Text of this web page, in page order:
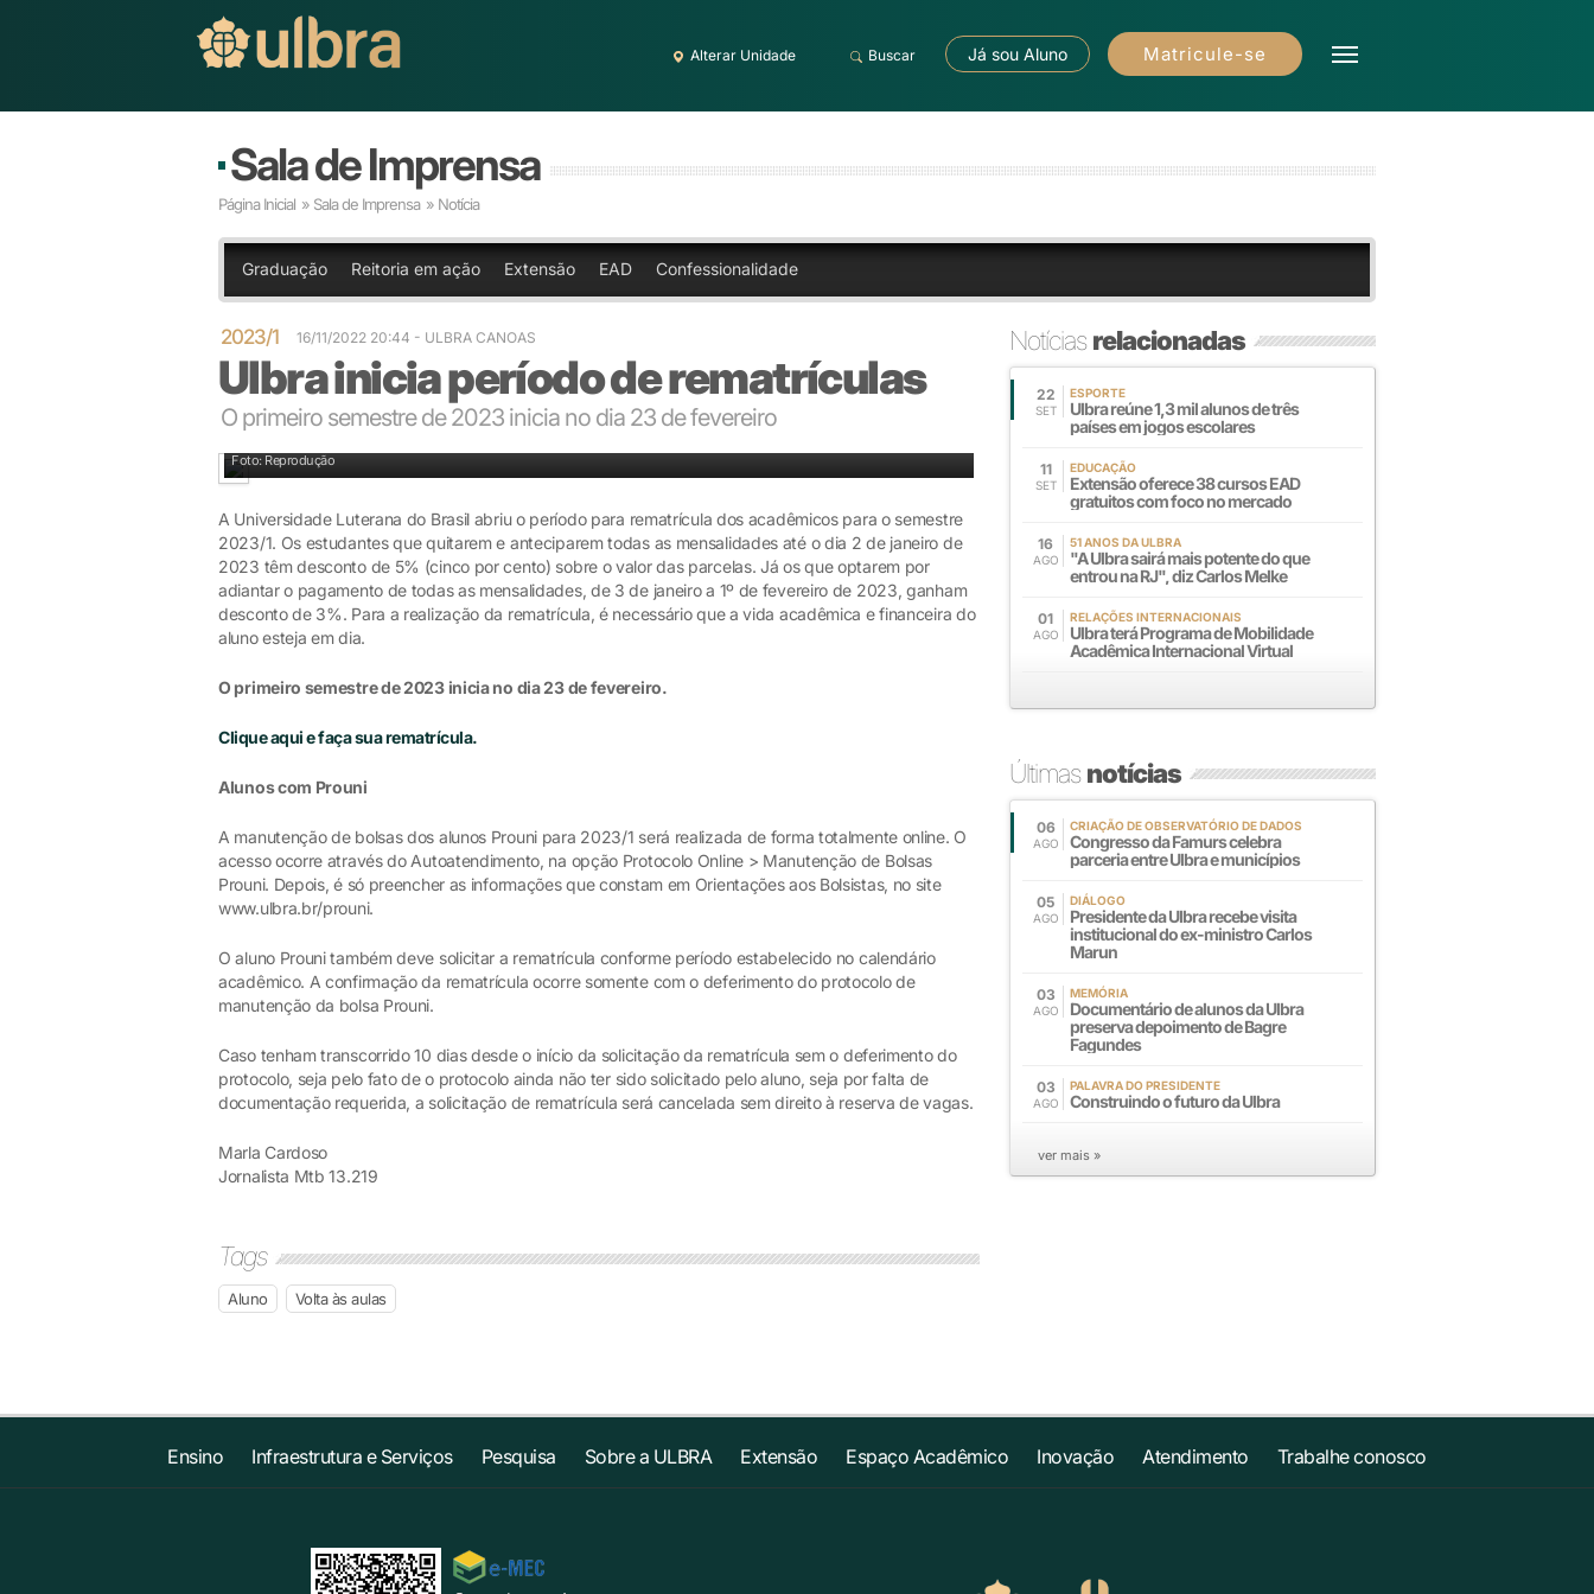
Alterar Unidade Buscar Já sou Aluno Matricule-se
Sala de Imprensa
Página Inicial » Sala de Imprensa » Notícia
Graduação Reitoria em ação Extensão EAD Confessionalidade
2023/1 16/11/2022 20:44 - ULBRA CANOAS
Ulbra inicia período de rematrículas
O primeiro semestre de 2023 inicia no dia 23 de fevereiro
Foto: Reprodução
A Universidade Luterana do Brasil abriu o período para rematrícula dos acadêmicos para o semestre
2023/1. Os estudantes que quitarem e anteciparem todas as mensalidades até o dia 2 de janeiro de
2023 têm desconto de 5% (cinco por cento) sobre o valor das parcelas. Já os que optarem por
adiantar o pagamento de todas as mensalidades, de 3 de janeiro a 1º de fevereiro de 2023, ganham
desconto de 3%. Para a realização da rematrícula, é necessário que a vida acadêmica e financeira do
aluno esteja em dia.
O primeiro semestre de 2023 inicia no dia 23 de fevereiro.
Clique aqui e faça sua rematrícula.
Alunos com Prouni
A manutenção de bolsas dos alunos Prouni para 2023/1 será realizada de forma totalmente online. O
acesso ocorre através do Autoatendimento, na opção Protocolo Online > Manutenção de Bolsas
Prouni. Depois, é só preencher as informações que constam em Orientações aos Bolsistas, no site
www.ulbra.br/prouni.
O aluno Prouni também deve solicitar a rematrícula conforme período estabelecido no calendário
acadêmico. A confirmação da rematrícula ocorre somente com o deferimento do protocolo de
manutenção da bolsa Prouni.
Caso tenham transcorrido 10 dias desde o início da solicitação da rematrícula sem o deferimento do
protocolo, seja pelo fato de o protocolo ainda não ter sido solicitado pelo aluno, seja por falta de
documentação requerida, a solicitação de rematrícula será cancelada sem direito à reserva de vagas.
Marla Cardoso
Jornalista Mtb 13.219
Tags
Aluno Volta às aulas
Notíciasrelacionadas
22
SET
ESPORTE
Ulbra reúne 1,3 mil alunos de três
países em jogos escolares
11
SET
EDUCAÇÃO
Extensão oferece 38 cursos EAD
gratuitos com foco no mercado
16
AGO
51 ANOS DA ULBRA
"A Ulbra sairá mais potente do que
entrou na RJ", diz Carlos Melke
01
AGO
RELAÇÕES INTERNACIONAIS
Ulbra terá Programa de Mobilidade
Acadêmica Internacional Virtual
Últimasnotícias
06
AGO
CRIAÇÃO DE OBSERVATÓRIO DE DADOS
Congresso da Famurs celebra
parceria entre Ulbra e municípios
05
AGO
DIÁLOGO
Presidente da Ulbra recebe visita
institucional do ex-ministro Carlos
Marun
03
AGO
MEMÓRIA
Documentário de alunos da Ulbra
preserva depoimento de Bagre
Fagundes
03
AGO
PALAVRA DO PRESIDENTE
Construindo o futuro da Ulbra
ver mais »
Ensino Infraestrutura e Serviços Pesquisa Sobre a ULBRA Extensão Espaço Acadêmico Inovação Atendimento Trabalhe conosco